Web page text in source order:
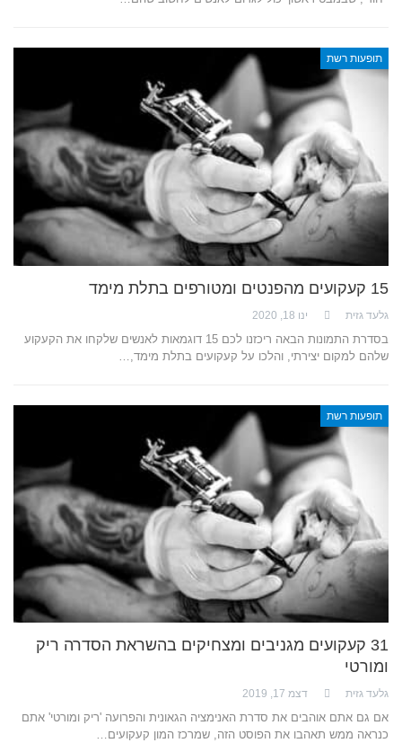
תופעות רשת
15 קעקועים מהפנטים ומטורפים בתלת מימד
גלעד גזית ינו 18, 2020
בסדרת התמונות הבאה ריכזנו לכם 15 דוגמאות לאנשים שלקחו את הקעקוע
שלהם למקום יצירתי, והלכו על קעקועים בתלת מימד,…
תופעות רשת
31 קעקועים מגניבים ומצחיקים בהשראת הסדרה ריק
ומורטי
גלעד גזית דצמ 17, 2019
אם גם אתם אוהבים את סדרת האנימציה הגאונית והפרועה 'ריק ומורטי' אתם
כנראה ממש תאהבו את הפוסט הזה, שמרכז המון קעקועים…